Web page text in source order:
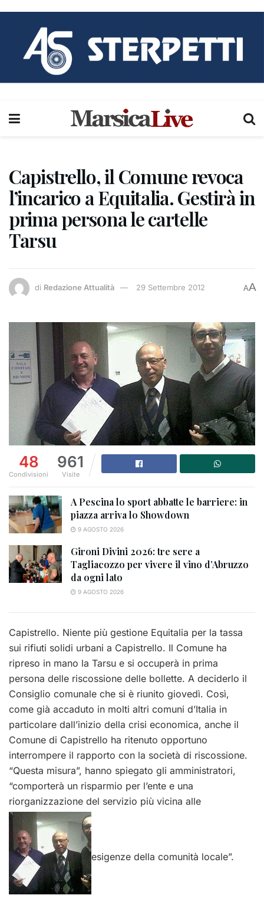
Capistrello, il Comune revoca
l’incarico a Equitalia. Gestirà in
prima persona le cartelle
Tarsu
di Redazione Attualità 29 Settembre 2012 AA
48
Condivisioni
961
Visite
A Pescina lo sport abbatte le barriere: in
piazza arriva lo Showdown
9 AGOSTO 2026
Gironi Divini 2026: tre sere a
Tagliacozzo per vivere il vino d’Abruzzo
da ogni lato
9 AGOSTO 2026
Capistrello. Niente più gestione Equitalia per la tassa
sui rifiuti solidi urbani a Capistrello. Il Comune ha
ripreso in mano la Tarsu e si occuperà in prima
persona delle riscossione delle bollette. A deciderlo il
Consiglio comunale che si è riunito giovedì. Così,
come già accaduto in molti altri comuni d’Italia in
particolare dall’inizio della crisi economica, anche il
Comune di Capistrello ha ritenuto opportuno
interrompere il rapporto con la società di riscossione.
“Questa misura”, hanno spiegato gli amministratori,
“comporterà un risparmio per l’ente e una
riorganizzazione del servizio più vicina alle
esigenze della comunità locale”.